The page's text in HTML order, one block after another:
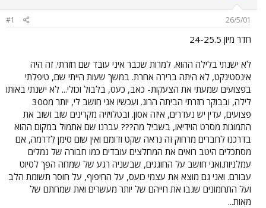
ש
א
ר
26/5/01
#1
חדר מיון 24-25.5
לא ישנתי בלילה ההוא. למרות שכבר איני עובד שם חזרתי. זה היה
אינסטינקט, לא היתה ברירה אחרת. במשך שעות הייתי שם, טיפלתי
בפצועים שמעתי את הצעקות- כאב, כעס, בלבול וכולי... לא ישנתי באותו
לילה, ובבוקר חזרתי הביתה הרוג. ועכשיו אני חושב לי, יותר מ300
פצועים, עדין יש נעדרים, איזה אסון. ובטלויזיה מקרינים שוב ושוב את
התמונות מסרט הוידיאו, בשביל מה??? עברנו שם אתמול במקום ההוא
בדרכנו לחברים מרחוק זה נראה שקט ודומם ואין שום סימן לדרמה, אם
מסתכלים היטב רואים את המחלצים עובדים כמו חבורה של נמלים
עמלניות.ואני חושב על החוגגים, שבשניה רגע של שמחה הפך לסיוט
עבורם. ואני גם מוצא את עצמי כועס, על החיפוף, על חוסר תשומת הלב
ועל התחמונים שגבו את חייהם של יותר מעשרים ואת שמחתם של
מאות...